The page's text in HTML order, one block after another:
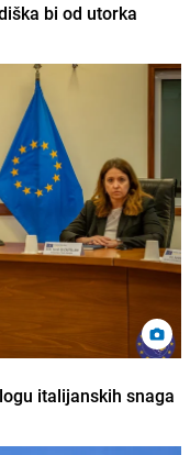
bi od utorka
italijanskih snaga